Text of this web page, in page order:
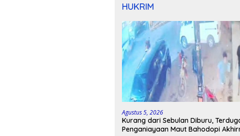
HUKRIM
Agustus 5, 2026
Kurang dari Sebulan Diburu,
Penganiayaan Maut Bahodopi